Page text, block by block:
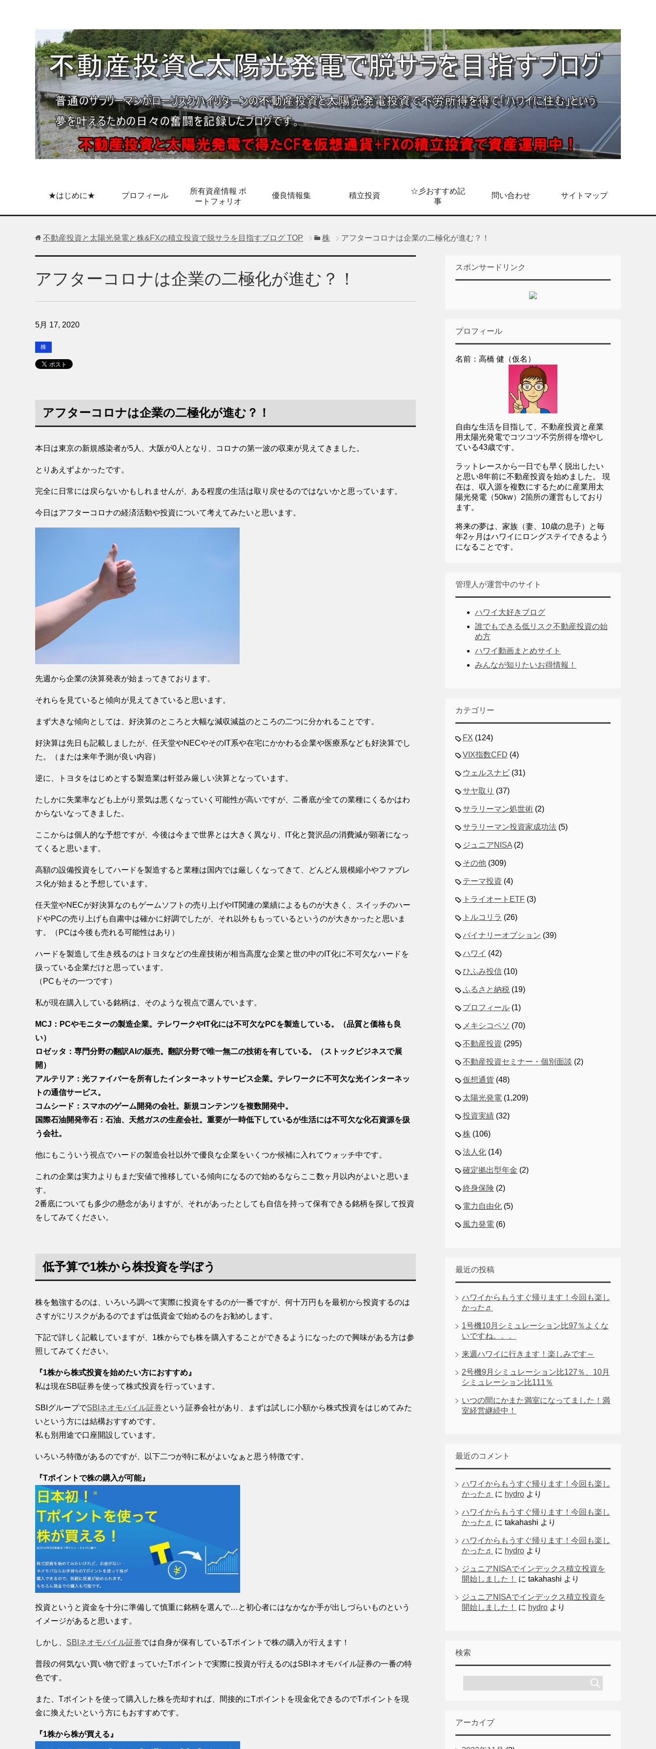
★はじめに★ プロフィール
所有資産情報 ポ
ートフォリオ
優良情報集 積立投資
☆彡おすすめ記
事
問い合わせ サイトマップ
不動産投資と太陽光発電と株&FXの積立投資で脱サラを目指すブログ TOP 株 アフターコロナは企業の二極化が進む？！
アフターコロナは企業の二極化が進む？！
5月 17, 2020
株
アフターコロナは企業の二極化が進む？！
本日は東京の新規感染者が5人、大阪が0人となり、コロナの第一波の収束が見えてきました。
とりあえずよかったです。
完全に日常には戻らないかもしれませんが、ある程度の生活は取り戻せるのではないかと思っています。
今日はアフターコロナの経済活動や投資について考えてみたいと思います。
先週から企業の決算発表が始まってきております。
それらを見ていると傾向が見えてきていると思います。
まず大きな傾向としては、好決算のところと大幅な減収減益のところの二つに分かれることです。
好決算は先日も記載しましたが、任天堂やNECやそのIT系や在宅にかかわる企業や医療系なども好決算でし
た。（または来年予測が良い内容）
逆に、トヨタをはじめとする製造業は軒並み厳しい決算となっています。
たしかに失業率なども上がり景気は悪くなっていく可能性が高いですが、二番底が全ての業種にくるかはわ
からないなってきました。
ここからは個人的な予想ですが、今後は今まで世界とは大きく異なり、IT化と贅沢品の消費減が顕著になっ
てくると思います。
高額の設備投資をしてハードを製造すると業種は国内では厳しくなってきて、どんどん規模縮小やファブレ
ス化が始まると予想しています。
任天堂やNECが好決算なのもゲームソフトの売り上げやIT関連の業績によるものが大きく、スイッチのハー
ドやPCの売り上げも自粛中は確かに好調でしたが、それ以外ももっているというのが大きかったと思いま
す。（PCは今後も売れる可能性はあり）
ハードを製造して生き残るのはトヨタなどの生産技術が相当高度な企業と世の中のIT化に不可欠なハードを
扱っている企業だけと思っています。
（PCもその一つです）
私が現在購入している銘柄は、そのような視点で選んでいます。
MCJ：PCやモニターの製造企業。テレワークやIT化には不可欠なPCを製造している。（品質と価格も良
い）
ロゼッタ：専門分野の翻訳AIの販売。翻訳分野で唯一無二の技術を有している。（ストックビジネスで展
開）
アルテリア：光ファイバーを所有したインターネットサービス企業。テレワークに不可欠な光インターネッ
トの通信サービス。
コムシード：スマホのゲーム開発の会社。新規コンテンツを複数開発中。
国際石油開発帝石：石油、天然ガスの生産会社。重要が一時低下しているが生活には不可欠な化石資源を扱
う会社。
他にもこういう視点でハードの製造会社以外で優良な企業をいくつか候補に入れてウォッチ中です。
これの企業は実力よりもまだ安値で推移している傾向になるので始めるならここ数ヶ月以内がよいと思いま
す。
2番底についても多少の懸念がありますが、それがあったとしても自信を持って保有できる銘柄を探して投資
をしてみてください。
低予算で1株から株投資を学ぼう
株を勉強するのは、いろいろ調べて実際に投資をするのが一番ですが、何十万円もを最初から投資するのは
さすがにリスクがあるのでまずは低資金で始めるのをお勧めします。
下記で詳しく記載していますが、1株からでも株を購入することができるようになったので興味がある方は参
照してみてください。
『1株から株式投資を始めたい方におすすめ』
私は現在SBI証券を使って株式投資を行っています。
SBIグループでSBIネオモバイル証券という証券会社があり、まずは試しに小額から株式投資をはじめてみた
いという方には結構おすすめです。
私も別用途で口座開設しています。
いろいろ特徴があるのですが、以下二つが特に私がよいなぁと思う特徴です。
『Tポイントで株の購入が可能』
投資というと資金を十分に準備して慎重に銘柄を選んで…と初心者にはなかなか手が出しづらいものという
イメージがあると思います。
しかし、 SBIネオモバイル証券では自身が保有しているTポイントで株の購入が行えます！
普段の何気ない買い物で貯まっていたTポイントで実際に投資が行えるのはSBIネオモバイル証券の一番の特
色です。
また、Tポイントを使って購入した株を売却すれば、間接的にTポイントを現金化できるのでTポイントを現
金に換えたいという方にもおすすめです。
『1株から株が買える』
スポンサードリンク
プロフィール
名前：高橋 健（仮名）
自由な生活を目指して、不動産投資と産業
用太陽光発電でコツコツ不労所得を増やし
ている43歳です。
ラットレースから一日でも早く脱出したい
と思い8年前に不動産投資を始めました。 現
在は、収入源を複数にするために産業用太
陽光発電（50kw）2箇所の運営もしており
ます。
将来の夢は、家族（妻、10歳の息子）と毎
年2ヶ月はハワイにロングステイできるよう
になることです。
管理人が運営中のサイト
ハワイ大好きブログ
誰でもできる低リスク不動産投資の始
め方
ハワイ動画まとめサイト
みんなが知りたいお得情報！
カテゴリー
FX (124)
VIX指数CFD (4)
ウェルスナビ (31)
サヤ取り (37)
サラリーマン処世術 (2)
サラリーマン投資家成功法 (5)
ジュニアNISA (2)
その他 (309)
テーマ投資 (4)
トライオートETF (3)
トルコリラ (26)
バイナリーオプション (39)
ハワイ (42)
ひふみ投信 (10)
ふるさと納税 (19)
プロフィール (1)
メキシコペソ (70)
不動産投資 (295)
不動産投資セミナー・個別面談 (2)
仮想通貨 (48)
太陽光発電 (1,209)
投資実績 (32)
株 (106)
法人化 (14)
確定拠出型年金 (2)
終身保険 (2)
電力自由化 (5)
風力発電 (6)
最近の投稿
ハワイからもうすぐ帰ります！今回も楽し
かった♬
1号機10月シミュレーション比97％よくな
いですね。。。
来週ハワイに行きます！楽しみです～
2号機9月シミュレーション比127％、10月
シミュレーション比111％
いつの間にかまた満室になってました！満
室経営継続中！
最近のコメント
ハワイからもうすぐ帰ります！今回も楽し
かった♬
に hydro より
ハワイからもうすぐ帰ります！今回も楽し
かった♬
に takahashi より
ハワイからもうすぐ帰ります！今回も楽し
かった♬
に hydro より
ジュニアNISAでインデックス積立投資を
開始しました！
に takahashi より
ジュニアNISAでインデックス積立投資を
開始しました！
に hydro より
検索
アーカイブ